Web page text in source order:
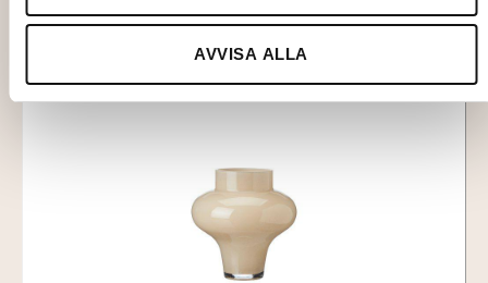
AVVISA ALLA